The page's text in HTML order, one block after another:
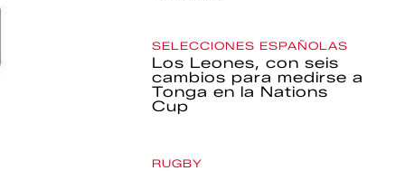
SELECCIONES ESPAÑOLAS
Los Leones, con seis
cambios para medirse a
Tonga en la Nations
Cup
RUGBY